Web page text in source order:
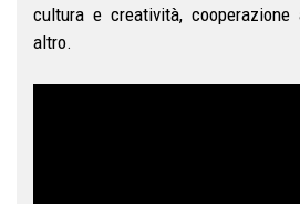
cultura e creatività,
altro.